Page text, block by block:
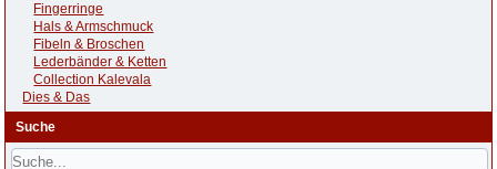
Fingerringe
Hals & Armschmuck
Fibeln & Broschen
Lederbänder & Ketten
Collection Kalevala
Dies & Das
Suche